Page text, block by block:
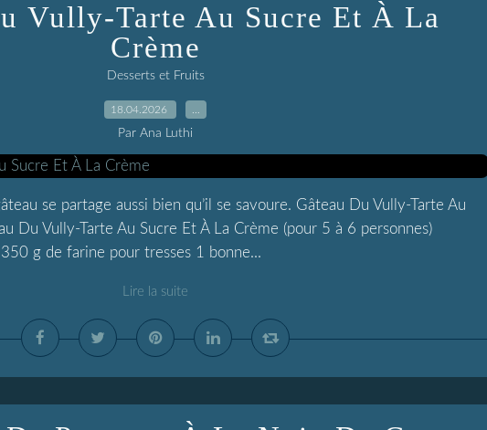
Vully-Tarte Au Sucre Et À La
Crème
Desserts et Fruits
18.04.2026
Par Ana Luthi
se partage aussi bien qu’il se savoure. Gâteau Du Vully-Tarte Au
Du Vully-Tarte Au Sucre Et À La Crème (pour 5 à 6 personnes)
g de farine pour tresses 1 bonne...
Lire la suite